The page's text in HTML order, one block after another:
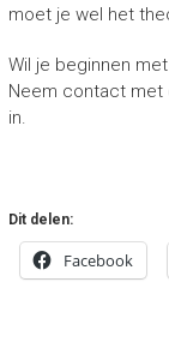
moet je wel het
Wil je beginnen
Neem contact met
in.
Dit delen:
Facebook